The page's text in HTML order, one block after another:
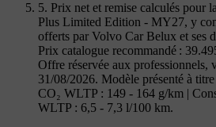
5. Prix net et remise calculés
Plus Limited Edition - MY27, y
offerts par Volvo Car Belux et ses
Prix catalogue recommandé :
Offre réservée aux professionnels,
31/08/2026. Modèle présenté à
CO₂ WLTP : 149 - 164 g/km |
WLTP : 6,5 - 7,3 l/100 km.